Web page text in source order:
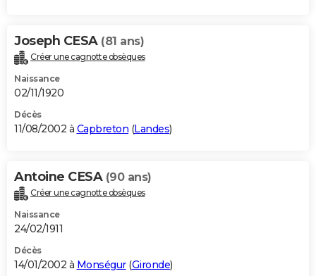
Joseph CESA (81 ans)
Créer une cagnotte obsèques
Naissance
02/11/1920
Décès
11/08/2002 à Capbreton (Landes)
Antoine CESA (90 ans)
Créer une cagnotte obsèques
Naissance
24/02/1911
Décès
14/01/2002 à Monségur(Gironde)